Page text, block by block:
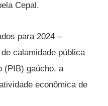
Cepal.
para 2024 –
calamidade pública
(PIB) gaúcho, a
econômica de